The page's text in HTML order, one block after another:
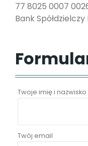
77 8025 0007
Bank Spółdzielczy
Twoje imię i nazwisko
Twój email